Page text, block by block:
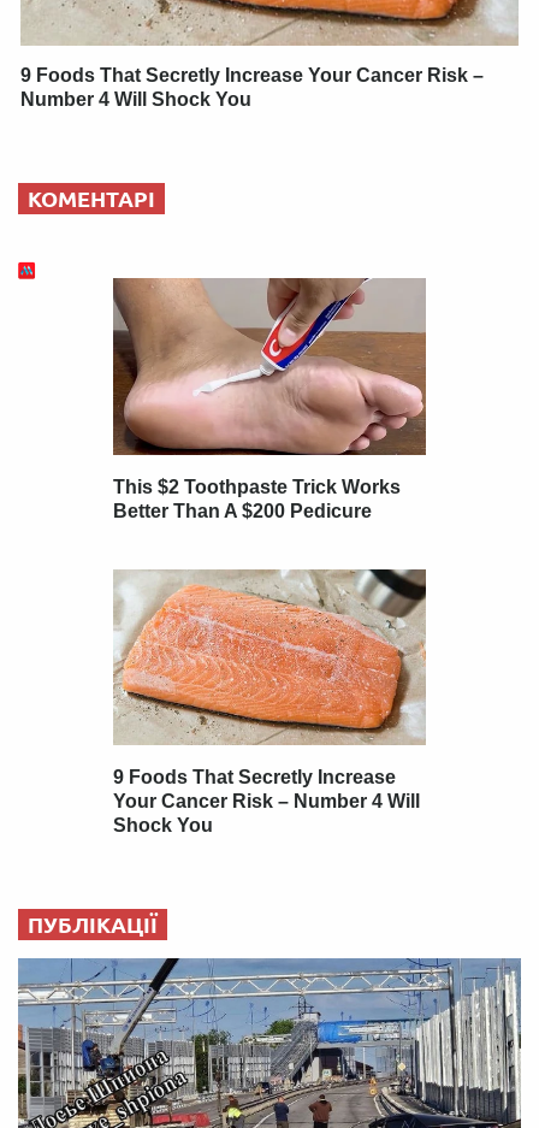
9 Foods That Secretly Increase Your Cancer Risk –
Number 4 Will Shock You
КОМЕНТАРІ
ПУБЛІКАЦІЇ